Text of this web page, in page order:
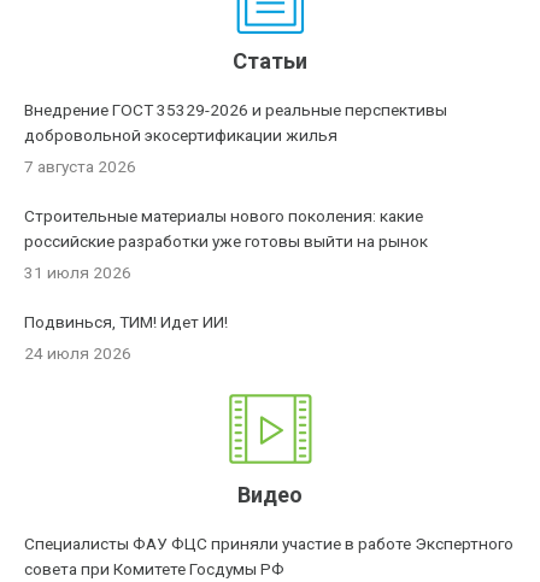
Статьи
Внедрение ГОСТ 35329-2026 и реальные перспективы
добровольной экосертификации жилья
7 августа 2026
Строительные материалы нового поколения: какие
российские разработки уже готовы выйти на рынок
31 июля 2026
Подвинься, ТИМ! Идет ИИ!
24 июля 2026
Видео
Специалисты ФАУ ФЦС приняли участие в работе Экспертного
совета при Комитете Госдумы РФ